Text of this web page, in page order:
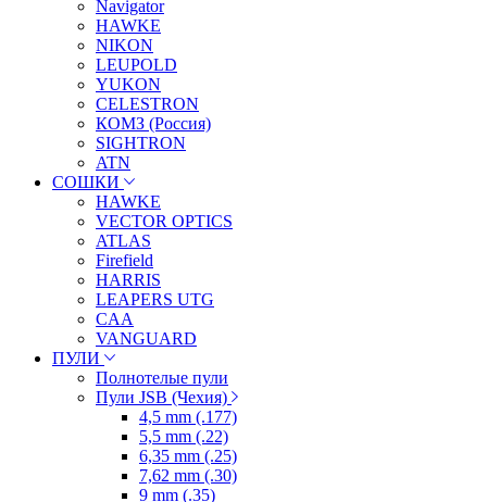
Navigator
HAWKE
NIKON
LEUPOLD
YUKON
CELESTRON
КОМЗ (Россия)
SIGHTRON
ATN
СОШКИ
HAWKE
VECTOR OPTICS
ATLAS
Firefield
HARRIS
LEAPERS UTG
CAA
VANGUARD
ПУЛИ
Полнотелые пули
Пули JSB (Чехия)
4,5 mm (.177)
5,5 mm (.22)
6,35 mm (.25)
7,62 mm (.30)
9 mm (.35)